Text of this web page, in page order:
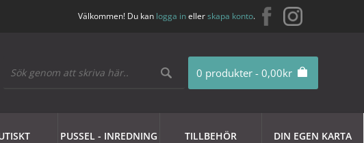
Välkommen! Du kan logga inellerskapa konto.
0 produkter - 0,00kr
PUSSEL - INREDNING TILLBEHÖR DIN EGEN KARTA